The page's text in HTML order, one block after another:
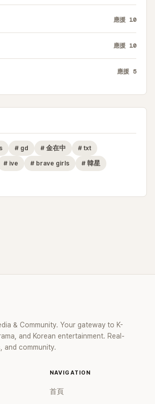
應援 10
應援 10
應援 5
# gd # 金在中 # txt
# ive # brave girls # 韓星
& Community. Your gateway to K-
and Korean entertainment. Real-
and community.
NAVIGATION
首頁